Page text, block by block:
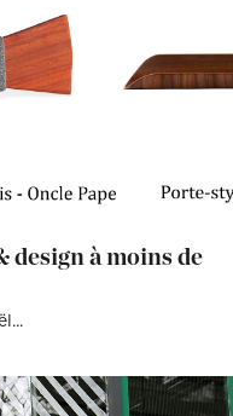
design à moins de